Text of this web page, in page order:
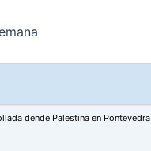
dende Palestina en Pontevedra